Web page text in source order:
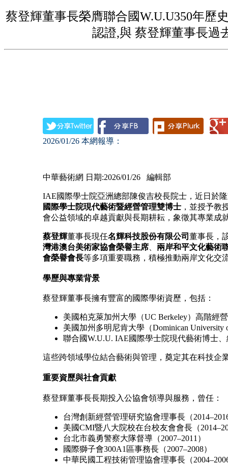
蔡登輝董事長榮膺聯合國W.U.U350年歷
認證,與 蔡登輝董事長過
2026/01/26 本網報導：
中華藝術網 日期:2026/01/26 編輯部
IAE國際學士院亞洲總部陳俊吉校長院士，近日於
國際學士院現代藝術暨經營管理雙博士，並授予教
會公益領域的卓越貢獻與長期耕耘，象徵其專業成
蔡登輝董事長現任名輝科技股份有限公司 董事長，
灣港澳台美術家協會榮譽主席、 兩岸和平文化藝術
會榮譽會長等多項重要職務，積極推動兩岸文化交
學歷與專業背景
蔡登輝董事長擁有豐富的國際學術資歷，包括：
美國柏克萊加州大學（UC Berkeley）高階經
美國加州多明尼肯大學（Dominican University
聯合國W.U.U. IAE國際學士院現代藝術博士
這些跨領域學位結合藝術與管理，奠定其在科技企
重要資歷與社會貢獻
蔡登輝董事長長期投入公協會領導與服務，曾任：
台灣創新經營管理研究協會理事長（
美國CMI暨八大院校在台校友會會長（
台北市義勇警察大隊督導（2007–2011）
國際獅子會300A1區事務長（2007–2008）
中華民國工程技術管理協會理事長（